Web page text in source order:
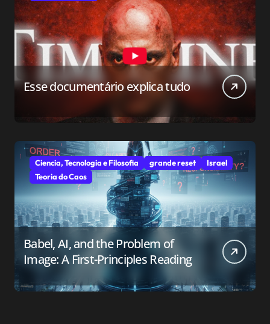
Esse documentário explica tudo
Ciencia, Tecnologia e Filosofia grande reset
Israel
Teoria do Caos
Babel, AI, and the Problem of
Image: A First-Principles Reading